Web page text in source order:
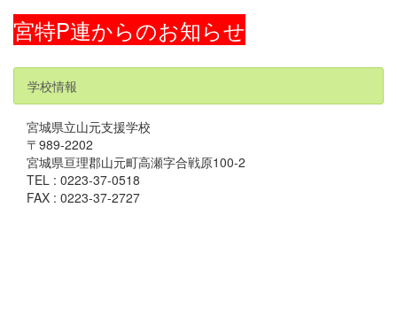
宮特P連からのお知らせ
学校情報
宮城県立山元支援学校
〒989-2202
宮城県亘理郡山元町高瀬字合戦原100-2
TEL : 0223-37-0518
FAX : 0223-37-2727